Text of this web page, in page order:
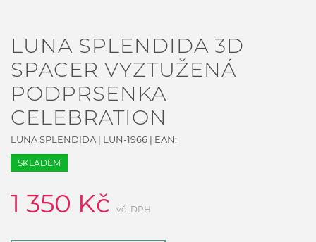
LUNA SPLENDIDA 3D
SPACER VYZTUŽENÁ
PODPRSENKA
CELEBRATION
LUNA SPLENDIDA | LUN-1966 | EAN:
SKLADEM
1 350 Kč vč. DPH